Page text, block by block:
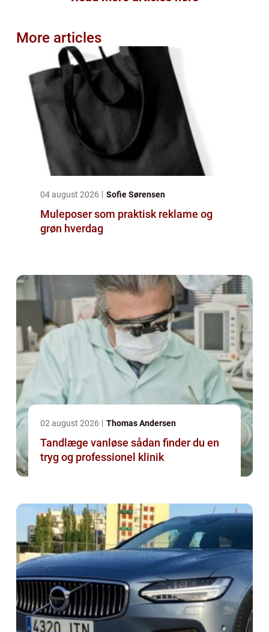
More articles
04 august 2026 Sofie Sørensen
Muleposer som praktisk reklame og
grøn hverdag
02 august 2026 Thomas Andersen
Tandlæge vanløse sådan finder du en
tryg og professionel klinik